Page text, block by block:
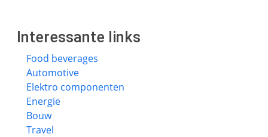
Interessante links
Food beverages
Automotive
Elektro componenten
Energie
Bouw
Travel